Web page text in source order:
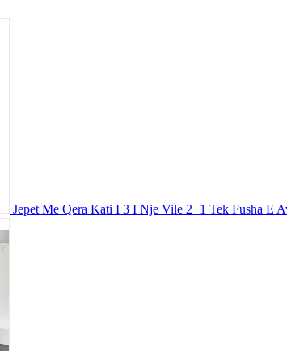
Jepet Me Qera Kati I 3 I Nje Vile 2+1 Tek Fusha E